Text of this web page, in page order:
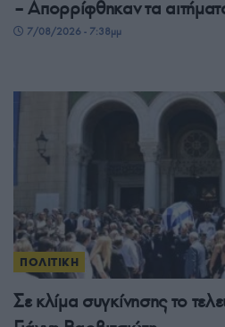
– Απορρίφθηκαν τα
7/08/2026 - 7:38μμ
ΠΟΛΙΤΙΚΗ
Σε κλίμα συγκίνησης το